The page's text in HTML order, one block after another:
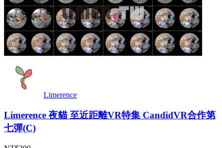
Limerence
Limerence 夜貓 至近距離VR特集 CandidVR合作第
七彈(C)